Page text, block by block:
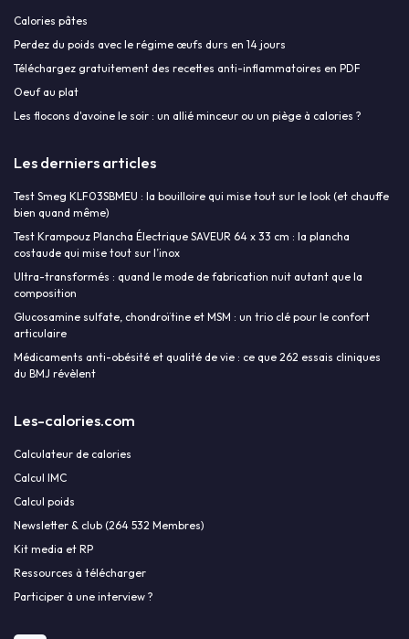
Calories pâtes
Perdez du poids avec le régime œufs durs en 14 jours
Téléchargez gratuitement des recettes anti-inflammatoires en PDF
Oeuf au plat
Les flocons d'avoine le soir : un allié minceur ou un piège à calories ?
Les derniers articles
Test Smeg KLF03SBMEU : la bouilloire qui mise tout sur le look (et chauffe
bien quand même)
Test Krampouz Plancha Électrique SAVEUR 64 x 33 cm : la plancha
costaude qui mise tout sur l’inox
Ultra-transformés : quand le mode de fabrication nuit autant que la
composition
Glucosamine sulfate, chondroïtine et MSM : un trio clé pour le confort
articulaire
Médicaments anti-obésité et qualité de vie : ce que 262 essais cliniques
du BMJ révèlent
Les-calories.com
Calculateur de calories
Calcul IMC
Calcul poids
Newsletter & club (264 532 Membres)
Kit media et RP
Ressources à télécharger
Participer à une interview ?